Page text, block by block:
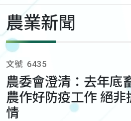
農業新聞
文號 6435
農委會澄清：去年底
農作好防疫工作 絕非
情